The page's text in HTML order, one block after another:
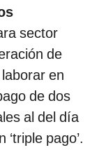
sector
de
en
de dos
al del día
pago’.